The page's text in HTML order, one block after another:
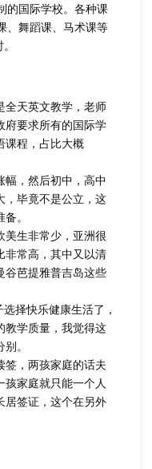
的国际学校。各种课
、舞蹈课、马术课等
全天英文教学，老师
府要求所有的国际学
课程，占比大概
幅，然后初中，高中
，毕竟不是公立，这
。
美生非常少，亚洲很
非常高，其中又以清
谷芭提雅普吉岛这些
择快乐健康生活了，
教学质量，我觉得这
。
签，两孩家庭的话夫
孩家庭就只能一个人
居签证，这个在另外